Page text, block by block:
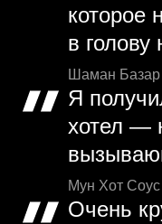
которое
в голову
Шаман Базар
Я
хотел —
Мун Хот Соус
Очень